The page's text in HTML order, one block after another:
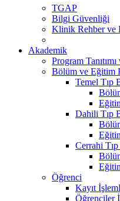
TGAP
Bilgi Güvenliği
Klinik Rehber ve
Akademik
Program
Bölüm ve Eğitim
Temel Tıp
Dahili Tıp
Cerrahi
Öğrenci
Kayıt
Öğrenciler